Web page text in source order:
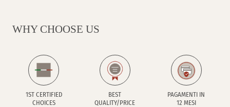
WHY CHOOSE US
1ST CERTIFIED
CHOICES
BEST
QUALITY/PRICE
PAGAMENTI IN
12 MESI